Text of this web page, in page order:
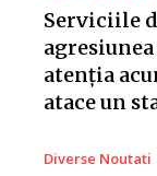
Serviciile
atenția
atace un
Diverse Noutati